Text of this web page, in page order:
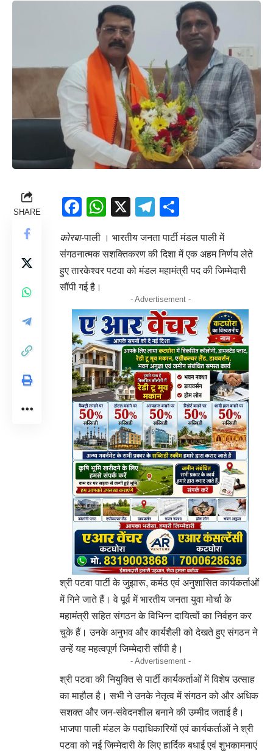
SHARE Facebook
WhatsApp
X Telegram
कोरबा-पाली । भारतीय जनता पार्टी मंडल पाली में
संगठनात्मक सशक्तिकरण की दिशा में एक अहम निर्णय लेते
हुए तारकेश्वर पटवा को मंडल महामंत्री पद की जिम्मेदारी
सौंपी गई है।
- Advertisement -
श्री पटवा पार्टी के जुझारू, कर्मठ एवं अनुशासित कार्यकर्ताओं
में गिने जाते हैं। वे पूर्व में भारतीय जनता युवा मोर्चा के
महामंत्री सहित संगठन के विभिन्न दायित्वों का निर्वहन कर
चुके हैं। उनके अनुभव और कार्यशैली को देखते हुए संगठन ने
उन्हें यह महत्वपूर्ण जिम्मेदारी सौंपी है।
- Advertisement -
श्री पटवा की नियुक्ति से पार्टी कार्यकर्ताओं में विशेष उत्साह
का माहौल है। सभी ने उनके नेतृत्व में संगठन को और अधिक
सशक्त और जन-संवेदनशील बनाने की उम्मीद जताई है।
भाजपा पाली मंडल के पदाधिकारियों एवं कार्यकर्ताओं ने श्री
पटवा को नई जिम्मेदारी के लिए हार्दिक बधाई एवं शुभकामनाएं